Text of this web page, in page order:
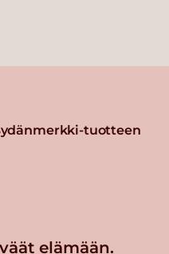
tuotteen
elämään.